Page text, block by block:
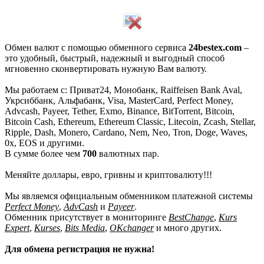
Обмен валют с помощью обменного сервиса 24bestex.com –
это удобный, быстрый, надежный и выгодный способ
мгновенно сконвертировать нужную Вам валюту.
Мы работаем с: Приват24, Монобанк, Raiffeisen Bank Aval,
Укрсиббанк, Альфабанк, Visa, MasterCard, Perfect Money,
Advcash, Payeer, Tether, Exmo, Binance, BitTorrent, Bitcoin,
Bitcoin Cash, Ethereum, Ethereum Classic, Litecoin, Zcash, Stellar,
Ripple, Dash, Monero, Cardano, Nem, Neo, Tron, Doge, Waves,
0x, EOS и другими.
В сумме более чем 700 валютных пар.
Меняйте доллары, евро, гривны и криптовалюту!!!
Мы являемся официальным обменником платежной системы
Perfect Money, AdvCash и Payeer.
Обменник присутствует в мониторинге BestChange, Kurs
Expert, Kurses, Bits Media, OKchangerи много других.
Для обмена регистрация не нужна!